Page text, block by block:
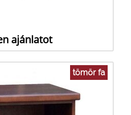
ajánlatot
tömör fa